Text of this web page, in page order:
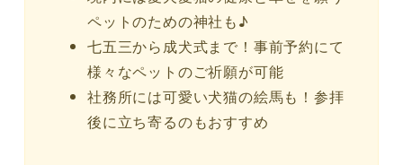
ペットのための神社も♪
七五三から成犬式まで！事前予約にて
様々なペットのご祈願が可能
社務所には可愛い犬猫の絵馬も！参拝
後に立ち寄るのもおすすめ